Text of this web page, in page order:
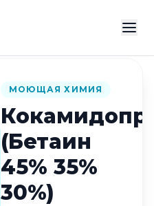
МОЮЩАЯ ХИМИЯ
(Бетаин
45% 35%
30%)